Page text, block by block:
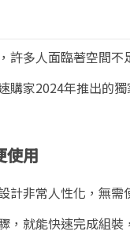
許多人面臨著空間
購家2024年推出的
使用
計非常人性化，無
，就能快速完成組